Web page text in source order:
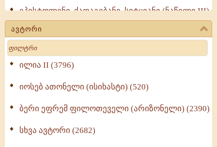
ეპისტოლენი, ქადაგებანი, სიტყვანი (ნაწილი III)
(723)
მოძღვრის ძალზე სასარგებლო რჩევები
მრევლისათვის (545)
Wisdomge (514)
ქადაგებანი გაბრიელ ეპისკოპოსისა - II ტომი
სულიერი ცხოვრების სახელმძღვანელო -
ნაწილი II (369)
ავტორი
Search
ილია II (3796)
იოსებ ათონელი (ისიხასტი) (520)
ბერი ეფრემ ფილოთეველი (არიზონელი) (2390)
სხვა ავტორი (2682)